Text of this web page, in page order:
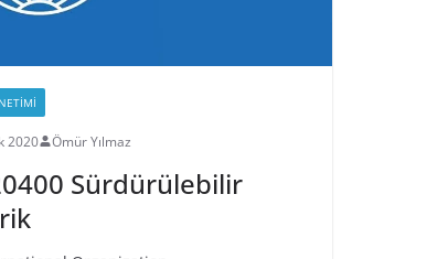
2020 Ömür Yılmaz
Sürdürülebilir